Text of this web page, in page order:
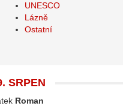
UNESCO
Lázně
Ostatní
SRPEN
Roman